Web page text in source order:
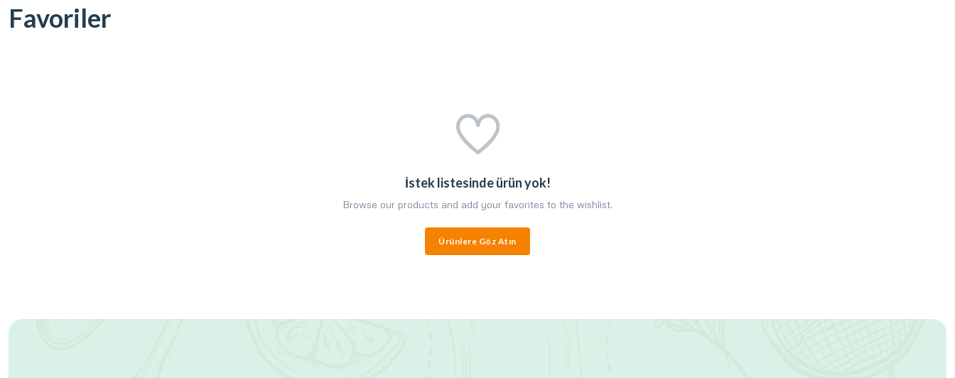
Favoriler
İstek listesinde ürün yok!
Browse our products and add your favorites to the wishlist.
Ürünlere Göz Atın